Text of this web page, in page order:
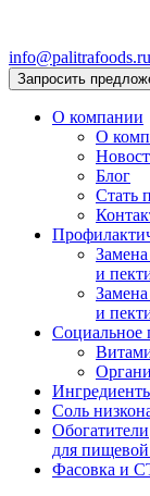
info@palitrafoods.ru
Запросить
О компании
О
Блог
Стать
и
и
Социальное
Соль
Обогатители
для
Фасовка и